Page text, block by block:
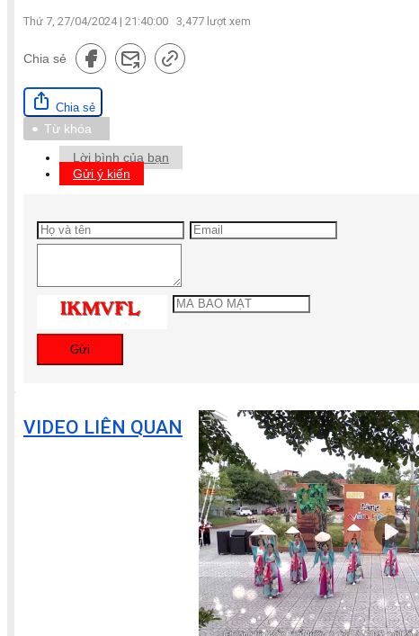
Thứ 7, 27/04/2024 | 21:40:00 3,477 lượt xem
Chia sẻ
Chia sẻ
Từ khóa
Lời bình của bạn
Gửi ý kiến
Gửi
VIDEO LIÊN QUAN